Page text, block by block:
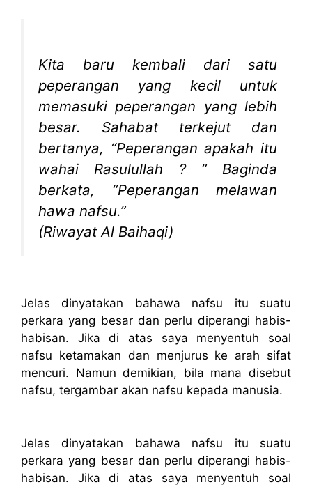
Kita baru kembali dari satu
peperangan yang kecil untuk
memasuki peperangan yang lebih
besar. Sahabat terkejut dan
bertanya, “Peperangan apakah itu
wahai Rasulullah ? ” Baginda
berkata, “Peperangan melawan
hawa nafsu.”
(Riwayat Al Baihaqi)
Jelas dinyatakan bahawa nafsu itu suatu
perkara yang besar dan perlu diperangi habis-
habisan. Jika di atas saya menyentuh soal
nafsu ketamakan dan menjurus ke arah sifat
mencuri. Namun demikian, bila mana disebut
nafsu, tergambar akan nafsu kepada manusia.
Jelas dinyatakan bahawa nafsu itu suatu
perkara yang besar dan perlu diperangi habis-
habisan. Jika di atas saya menyentuh soal